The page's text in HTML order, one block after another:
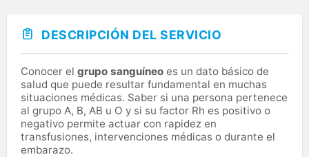
DESCRIPCIÓN DEL SERVICIO
Conocer el grupo sanguíneo es un dato básico de
salud que puede resultar fundamental en muchas
situaciones médicas. Saber si una persona pertenece
al grupo A, B, AB u O y si su factor Rh es positivo o
negativo permite actuar con rapidez en
transfusiones, intervenciones médicas o durante el
embarazo.